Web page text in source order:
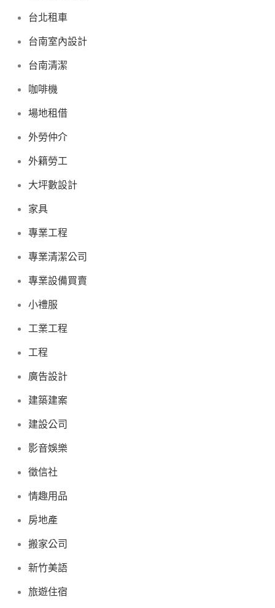
台北租車
台南室內設計
台南清潔
咖啡機
場地租借
外勞仲介
外籍勞工
大坪數設計
家具
專業工程
專業清潔公司
專業設備買賣
小禮服
工業工程
工程
廣告設計
建築建案
建設公司
影音娛樂
徵信社
情趣用品
房地產
搬家公司
新竹美語
旅遊住宿